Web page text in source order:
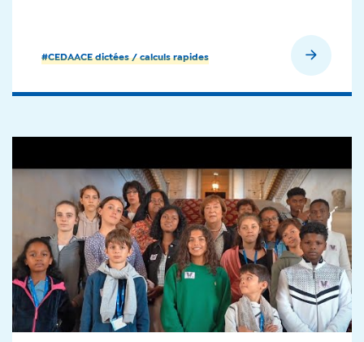
#CEDAACE dictées / calculs rapides